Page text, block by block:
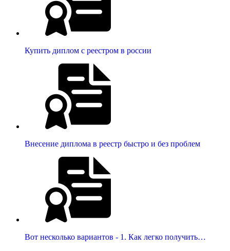
Купить диплом с реестром в россии
Внесение диплома в реестр быстро и без проблем
Вот несколько вариантов - 1. Как легко получить…